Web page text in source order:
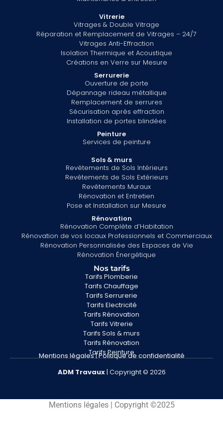
Vitrerie
Vitrages & Double Vitrage
Réparation et Remplacement de Vitrages – 24/7
Vitrages Anti-Effraction
Isolation Thermique et Acoustique
Créations en Verre sur Mesure
Serrurerie
Ouverture de porte
Dépannage rideau métallique
Remplacement de serrures
Sécurisation après effraction
Installation de portes blindées
Peinture
Services de peinture
Sols & murs
Revêtements de Sols Intérieurs
Revêtements de Sols Extérieurs
Revêtements Muraux
Rénovation et Entretien
Pose et Installation sur Mesure
Rénovation
Rénovation Complète d’Habitation
Rénovation de vos locaux Professionnels et Commerciaux
Rénovation Personnalisée des Espaces de Vie
Rénovation Énergétique
Nos tarifs
Tarifs Plomberie
Tarifs Chauffage
Tarifs Serrurerie
Tarifs Electricité
Tarifs Rénovation
Tarifs Vitrerie
Tarifs Sols & murs
Tarifs Rénovation
Tarifs Peinture
Mentions légales|Politique de confidentialité
ADM Travaux| Copyright © 2026
Mentions légales | Copyright ©2025